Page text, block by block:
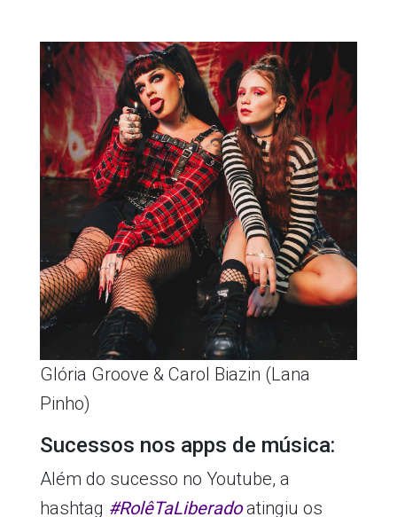
Glória Groove & Carol Biazin (Lana
Pinho)
Sucessos nos apps de música:
Além do sucesso no Youtube, a
hashtag #RolêTaLiberadoatingiu os